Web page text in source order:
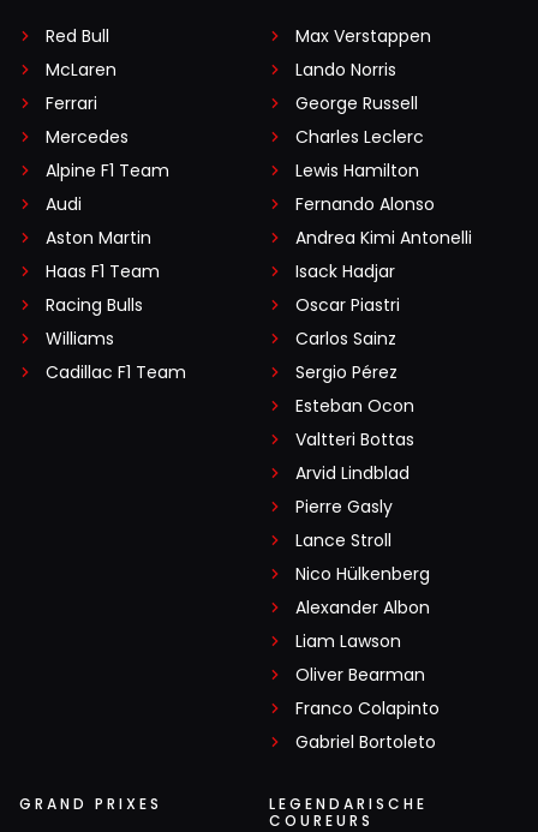
Red Bull
McLaren
Ferrari
Mercedes
Alpine F1 Team
Audi
Aston Martin
Haas F1 Team
Racing Bulls
Williams
Cadillac F1 Team
Max Verstappen
Lando Norris
George Russell
Charles Leclerc
Lewis Hamilton
Fernando Alonso
Andrea Kimi Antonelli
Isack Hadjar
Oscar Piastri
Carlos Sainz
Sergio Pérez
Esteban Ocon
Valtteri Bottas
Arvid Lindblad
Pierre Gasly
Lance Stroll
Nico Hülkenberg
Alexander Albon
Liam Lawson
Oliver Bearman
Franco Colapinto
Gabriel Bortoleto
GRAND PRIXES
LEGENDARISCHE
COUREURS